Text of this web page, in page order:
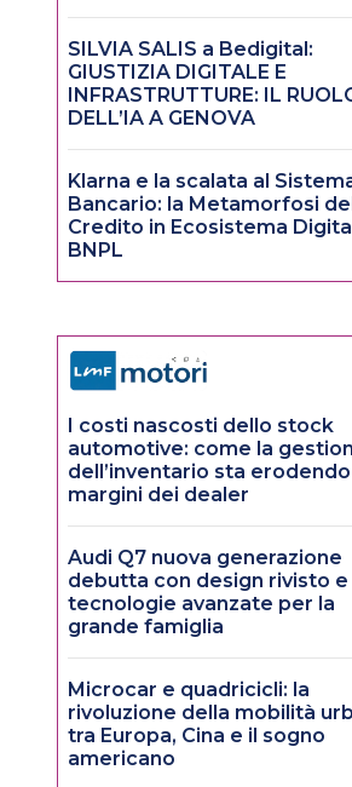
SILVIA SALIS a Bedigital:
GIUSTIZIA DIGITALE E
INFRASTRUTTURE: IL
DELL’IA A GENOVA
Klarna e la scalata al
Bancario: la Metamorfosi del
Credito in Ecosistema
BNPL
I costi nascosti dello stock
automotive: come la
dell’inventario sta erodendo
margini dei dealer
Audi Q7 nuova generazione
debutta con design rivisto e
tecnologie avanzate per la
grande famiglia
Microcar e quadricicli: la
rivoluzione della mobilità
tra Europa, Cina e il sogno
americano